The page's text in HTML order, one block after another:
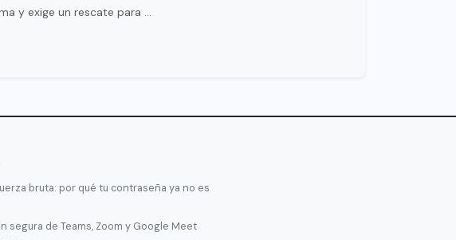
y exige un rescate para …
bruta: por qué tu contraseña ya no es
segura de Teams, Zoom y Google Meet